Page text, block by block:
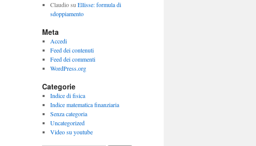
Claudiosu Ellisse: formula di
sdoppiamento
Meta
Accedi
Feed dei contenuti
Feed dei commenti
WordPress.org
Categorie
Indice di fisica
Indice matematica finanziaria
Senza categoria
Uncategorized
Video su youtube